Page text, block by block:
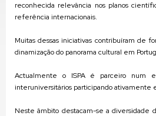
reconhecida relevância nos planos
referência internacionais.
Muitas dessas iniciativas contribuíram de
dinamização do panorama cultural em
Actualmente o ISPA é parceiro num
interuniversitários participando ativamente
Neste âmbito destacam-se a diversidade